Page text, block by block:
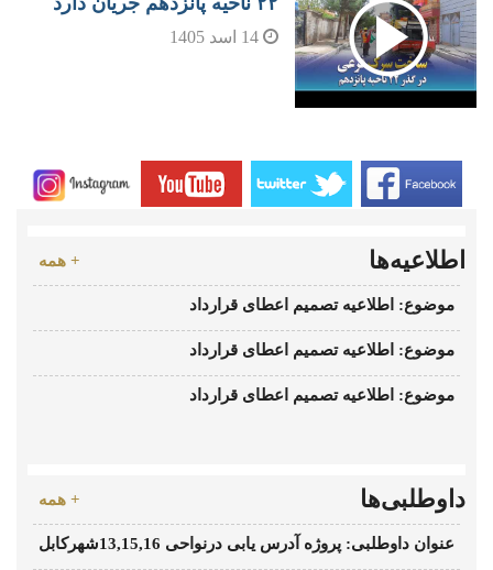
اطلاعیه‌ها + همه
موضوع: اطلاعیه تصمیم اعطای قرارداد
موضوع: اطلاعیه تصمیم اعطای قرارداد
موضوع: اطلاعیه تصمیم اعطای قرارداد
داوطلبی‌ها + همه
عنوان داوطلبی: پروژه آدرس یابی درنواحی 13,15,16شهرکابل